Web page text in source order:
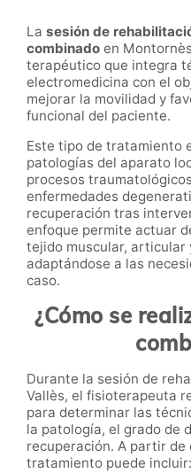
La sesión de
combinado en
terapéutico que integra
electromedicina con el
mejorar la movilidad y
funcional del paciente.
Este tipo de tratamiento
patologías del aparato
procesos
enfermedades
recuperación tras
enfoque permite actuar
tejido muscular, articular
adaptándose a las
caso.
¿Cómo se
Durante la sesión de
Vallès, el fisioterapeuta
para determinar las
la patología, el grado de
recuperación. A partir de
tratamiento puede incluir: